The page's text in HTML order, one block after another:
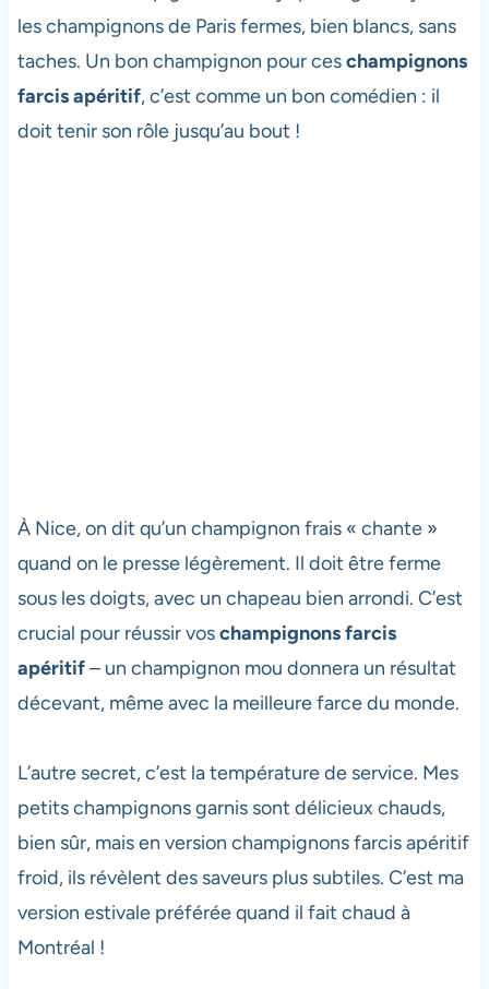
les champignons de Paris fermes, bien blancs, sans
taches. Un bon champignon pour ceschampignons
farcis apéritif, c’est comme un bon comédien : il
doit tenir son rôle jusqu’au bout !
À Nice, on dit qu’un champignon frais « chante »
quand on le presse légèrement. Il doit être ferme
sous les doigts, avec un chapeau bien arrondi. C’est
crucial pour réussir voschampignons farcis
apéritif– un champignon mou donnera un résultat
décevant, même avec la meilleure farce du monde.
L’autre secret, c’est la température de service. Mes
petits champignons garnis sont délicieux chauds,
bien sûr, mais en version champignons farcis apéritif
froid, ils révèlent des saveurs plus subtiles. C’est ma
version estivale préférée quand il fait chaud à
Montréal !